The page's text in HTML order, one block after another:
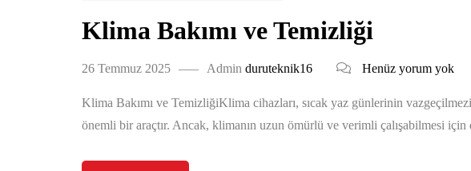
Klima Bakımı ve Temizliği
26 Temmuz 2025 Admin duruteknik16 Henüz yorum yok
Klima Bakımı ve TemizliğiKlima cihazları, sıcak yaz günlerinin vazgeçilmezi
önemli bir araçtır. Ancak, klimanın uzun ömürlü ve verimli çalışabilmesi için